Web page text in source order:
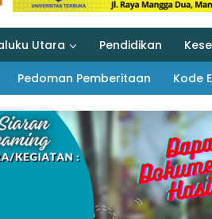
Utara Pendidikan
Pedoman Pemberitaan Kode